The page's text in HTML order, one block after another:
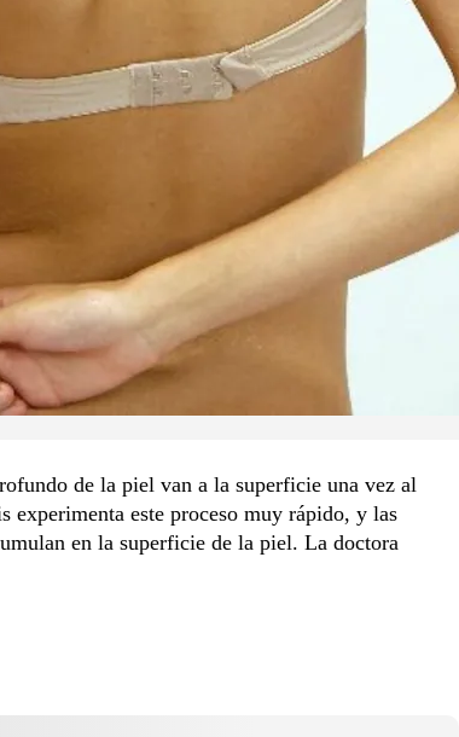
de la piel van a la superficie una vez al
experimenta este proceso muy rápido, y las
en la superficie de la piel. La doctora